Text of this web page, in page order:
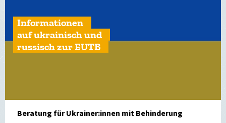
Informationen
auf ukrainisch und
russisch zur EUTB
Beratung für Ukrainer:innen mit Behinderung